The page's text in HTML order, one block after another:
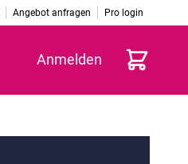
Angebot anfragen Pro login
Anmelden Warenkorb